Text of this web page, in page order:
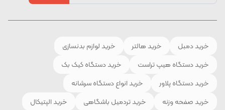
خرید دمبل خرید هالتر
خرید لوازم بدنسازی
خرید دستگاه هیپ تراست
خرید دستگاه کیک بک
خرید دستگاه پلاور
خرید انواع دستگاه سرشانه
خرید صفحه وزنه
خرید تردمیل باشگاهی
خرید الپتیکال